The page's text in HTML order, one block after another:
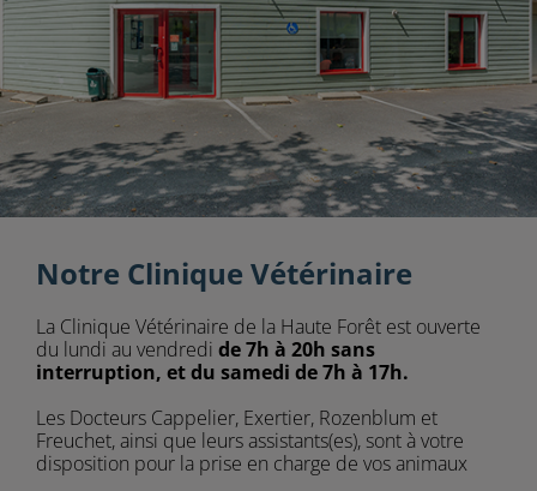
Notre Clinique Vétérinaire
La Clinique Vétérinaire de la Haute Forêt est ouverte
du lundi au vendredi de 7h à 20h sans
interruption, et du samedi de 7h à 17h.
Les Docteurs Cappelier, Exertier, Rozenblum et
Freuchet, ainsi que leurs assistants(es), sont à votre
disposition pour la prise en charge de vos animaux